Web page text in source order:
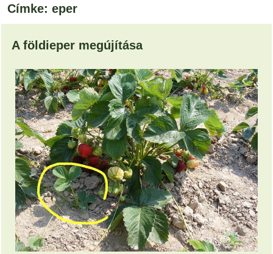
Címke: eper
A földieper megújítása